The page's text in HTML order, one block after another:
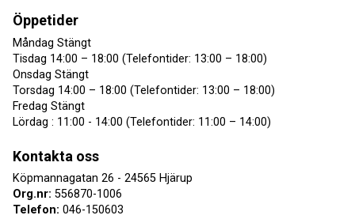
Öppetider
Måndag Stängt
Tisdag 14:00 – 18:00 (Telefontider: 13:00 – 18:00)
Onsdag Stängt
Torsdag 14:00 – 18:00 (Telefontider: 13:00 – 18:00)
Fredag Stängt
Lördag : 11:00 - 14:00 (Telefontider: 11:00 – 14:00)
Kontakta oss
Köpmannagatan 26 - 24565 Hjärup
Org.nr: 556870-1006
Telefon: 046-150603